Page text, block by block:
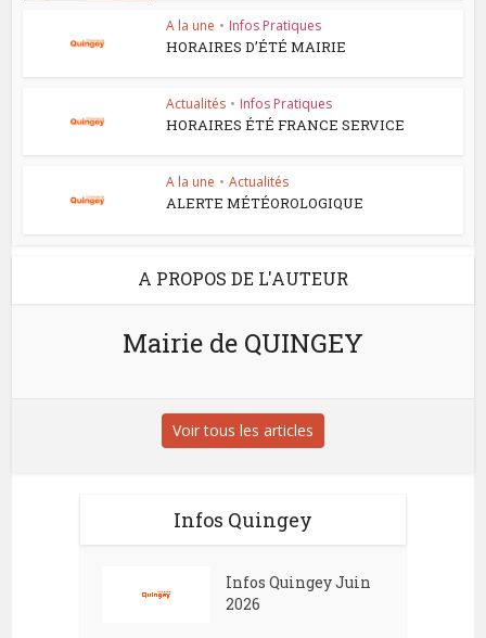
A la une • Infos Pratiques
HORAIRES D’ÉTÉ MAIRIE
Actualités • Infos Pratiques
HORAIRES ÉTÉ FRANCE SERVICE
A la une • Actualités
ALERTE MÉTÉOROLOGIQUE
A PROPOS DE L'AUTEUR
Mairie de QUINGEY
Voir tous les articles
Infos Quingey
Infos Quingey Juin
2026